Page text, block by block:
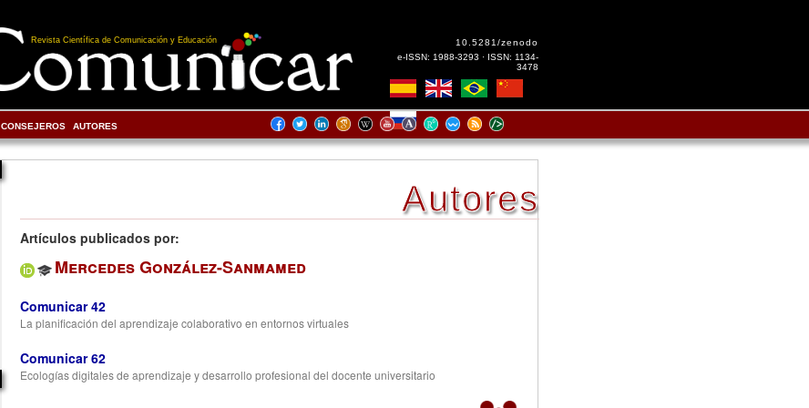
Revista Científica de Comunicación y Educación
10.5281/zenodo
e-ISSN: 1988-3293 · ISSN: 1134-
3478
CONSEJEROS AUTORES
Autores
Artículos publicados por:
Mercedes González-Sanmamed
Comunicar 42
La planificación del aprendizaje colaborativo en entornos virtuales
Comunicar 62
Ecologías digitales de aprendizaje y desarrollo profesional del docente universitario